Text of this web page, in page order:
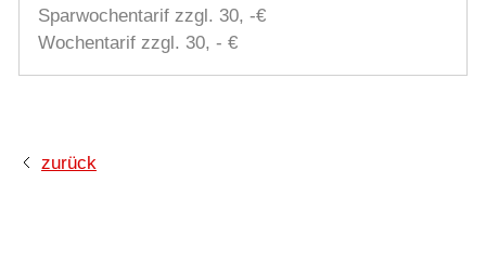
Sparwochentarif zzgl. 30, -€
Wochentarif zzgl. 30, - €
zurück